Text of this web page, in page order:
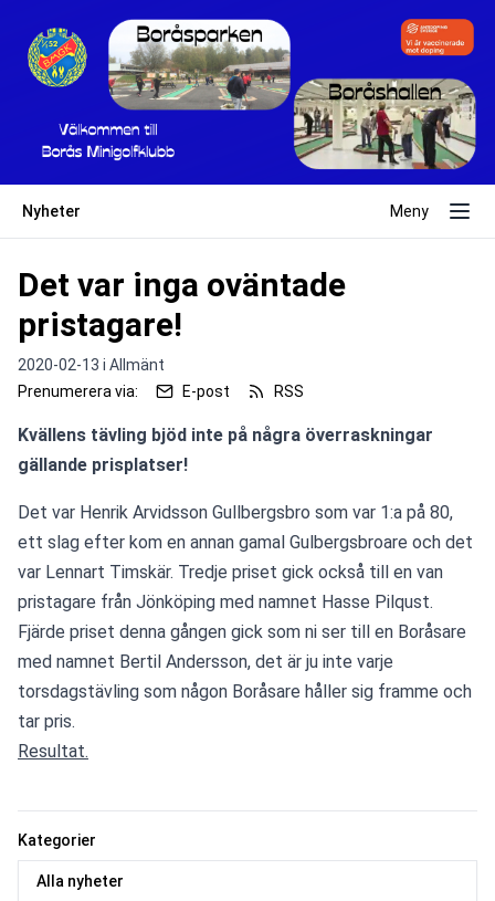
Nyheter Meny
Kategorier
Alla nyheter
Det var inga oväntade
pristagare!
2020-02-13 i Allmänt
Prenumerera via:
E-post RSS
Kvällens tävling bjöd inte på några överraskningar
gällande prisplatser!
Det var Henrik Arvidsson Gullbergsbro som var 1:a på 80,
ett slag efter kom en annan gamal Gulbergsbroare och det
var Lennart Timskär. Tredje priset gick också till en van
pristagare från Jönköping med namnet Hasse Pilqust.
Fjärde priset denna gången gick som ni ser till en Boråsare
med namnet Bertil Andersson, det är ju inte varje
torsdagstävling som någon Boråsare håller sig framme och
tar pris.
Resultat.